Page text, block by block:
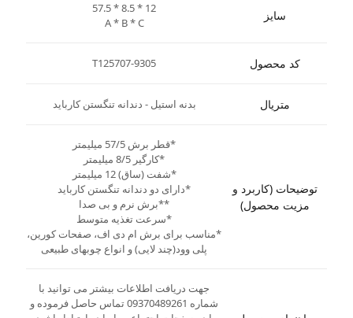
سایز
57.5 * 8.5 * 12
A * B * C
کد محصول T125707-9305
متریال بدنه استیل - دندانه تنگستن کارباید
توضیحات (کاربرد و
مزیت محصول)
*قطر برش 57/5 میلیمتر
*کارگیر 8/5 میلیمتر
*شفت (ساق) 12 میلیمتر
*دارای دو دندانه تنگستن کارباید
**برش نرم و بی صدا
*سرعت تغذیه متوسط
*مناسب برای برش ام دی اف، صفحات کورین،
پلی وود(چند لایی) و انواع چوبهای طبیعی
جهت دریافت اطلاعات بیشتر می توانید با
شماره 09370489261 تماس حاصل فرموده و